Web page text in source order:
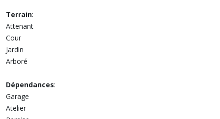
Terrain:
Attenant
Cour
Jardin
Arboré
Dépendances:
Garage
Atelier